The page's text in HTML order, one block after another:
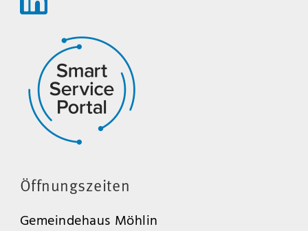
Öffnungszeiten
Gemeindehaus Möhlin